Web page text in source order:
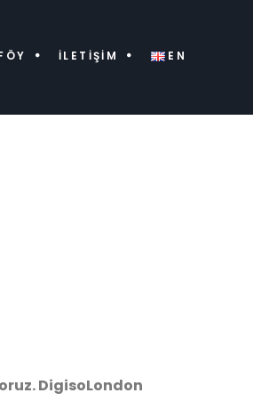
İLETIŞIM EN
DigisoLondon